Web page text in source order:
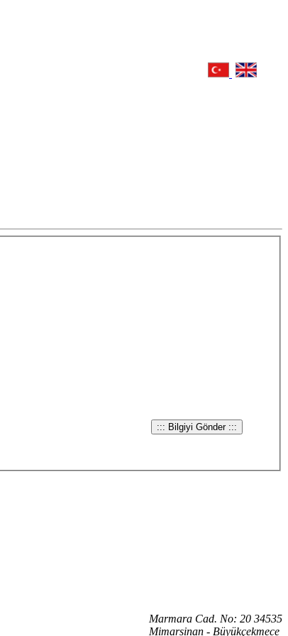
Marmara Cad. No: 20 34535
Mimarsinan - Büyükçekmece